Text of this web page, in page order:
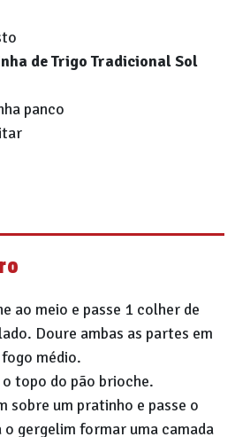
de Trigo Tradicional Sol
panco
ao meio e passe 1 colher de
Doure ambas as partes em
médio.
topo do pão brioche.
sobre um pratinho e passe o
o gergelim formar uma camada